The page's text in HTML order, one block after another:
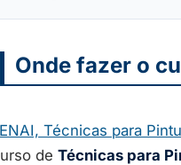
Onde fazer o
Técnicas para
de Técnicas para